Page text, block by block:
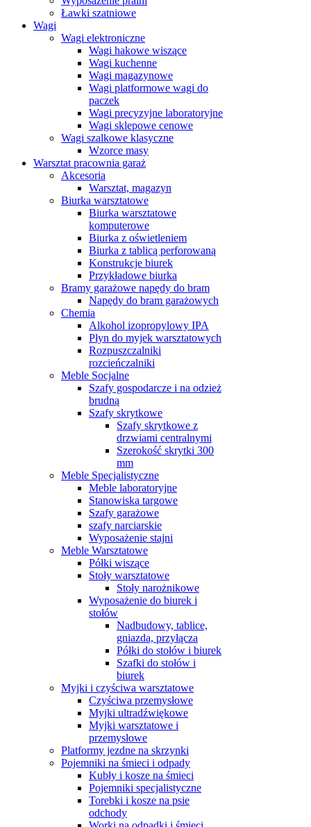
Ławki szatniowe
Wagi
Wagi elektroniczne
Wagi hakowe wiszące
Wagi kuchenne
Wagi magazynowe
Wagi platformowe wagi do
paczek
Wagi precyzyjne laboratoryjne
Wagi sklepowe cenowe
Wagi szalkowe klasyczne
Wzorce masy
Warsztat pracownia garaż
Akcesoria
Warsztat, magazyn
Biurka warsztatowe
Biurka warsztatowe
komputerowe
Biurka z oświetleniem
Biurka z tablicą perforowaną
Konstrukcje biurek
Przykładowe biurka
Bramy garażowe napędy do bram
Napędy do bram garażowych
Chemia
Alkohol izopropylowy IPA
Płyn do myjek warsztatowych
Rozpuszczalniki
rozcieńczalniki
Meble Socjalne
Szafy gospodarcze i na odzież
brudną
Szafy skrytkowe
Szafy skrytkowe z
drzwiami centralnymi
Szerokość skrytki 300
mm
Meble Specjalistyczne
Meble laboratoryjne
Stanowiska targowe
Szafy garażowe
szafy narciarskie
Wyposażenie stajni
Meble Warsztatowe
Półki wiszące
Stoły warsztatowe
Stoły narożnikowe
Wyposażenie do biurek i
stołów
Nadbudowy, tablice,
gniazda, przyłącza
Półki do stołów i biurek
Szafki do stołów i
biurek
Myjki i czyściwa warsztatowe
Czyściwa przemysłowe
Myjki ultradźwiękowe
Myjki warsztatowe i
przemysłowe
Platformy jezdne na skrzynki
Pojemniki na śmieci i odpady
Kubły i kosze na śmieci
Pojemniki specjalistyczne
Torebki i kosze na psie
odchody